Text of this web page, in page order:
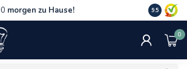
morgen zu Hause! 75 €. Nur
9.5
0